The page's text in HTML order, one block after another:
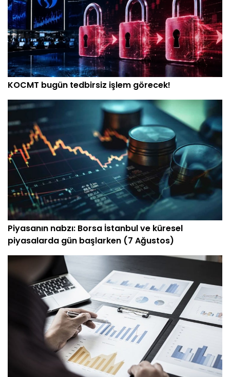
KOCMT bugün tedbirsiz işlem görecek!
Piyasanın nabzı: Borsa İstanbul ve küresel
piyasalarda gün başlarken (7 Ağustos)